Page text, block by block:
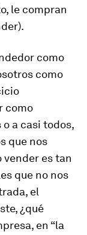
le compran
como
como
como
a casi todos,
que nos
vender es tan
que no nos
el
¿qué
en “la